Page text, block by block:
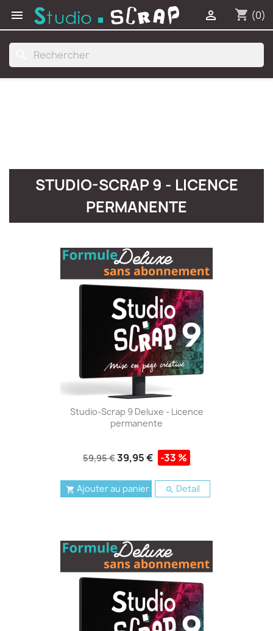
 shopping_cart (0)

STUDIO-SCRAP 9 - LICENCE
PERMANENTE
Studio-Scrap 9 Deluxe - Licence
permanente
59,95 €39,95 € -33 %
 Ajouter au panier  Detail